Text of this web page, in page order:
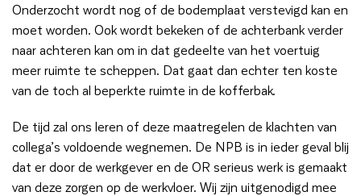
Onderzocht wordt nog of de bodemplaat verstevigd kan en
moet worden. Ook wordt bekeken of de achterbank verder
naar achteren kan om in dat gedeelte van het voertuig
meer ruimte te scheppen. Dat gaat dan echter ten koste
van de toch al beperkte ruimte in de kofferbak.
De tijd zal ons leren of deze maatregelen de klachten van
collega’s voldoende wegnemen. De NPB is in ieder geval blij
dat er door de werkgever en de OR serieus werk is gemaakt
van deze zorgen op de werkvloer. Wij zijn uitgenodigd mee